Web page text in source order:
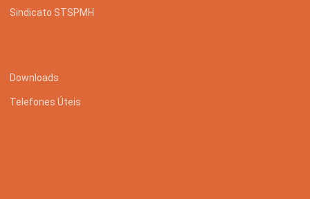
Sindicato STSPMH
Downloads
Telefones Úteis